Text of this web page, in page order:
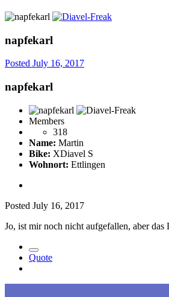
napfekarl
Posted July 16, 2017
napfekarl
Members
318
Name: Martin
Bike: XDiavel S
Wohnort: Ettlingen
Posted July 16, 2017
Jo, ist mir noch nicht aufgefallen, aber das
Quote